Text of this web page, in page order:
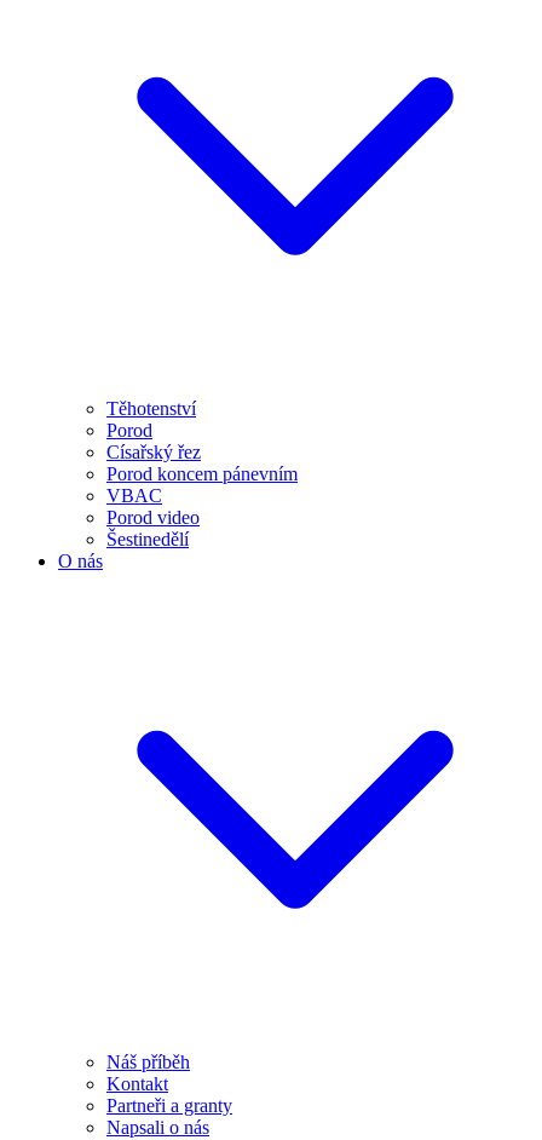
Těhotenství
Porod
Císařský řez
Porod koncem pánevním
VBAC
Porod video
Šestinedělí
O nás
Náš příběh
Kontakt
Partneři a granty
Napsali o nás